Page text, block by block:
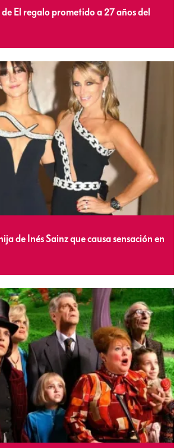
El regalo prometido a 27 años del
de Inés Sainz que causa sensación en